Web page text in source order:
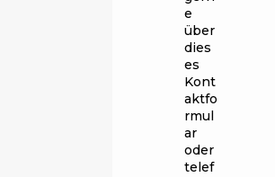
e
über
dies
es
Kont
aktfo
rmul
ar
oder
telef